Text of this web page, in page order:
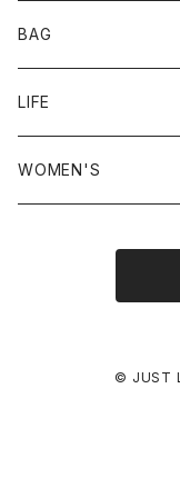
24.0-24.5 cm
24.5-25.0 cm
25.0-25.5 cm
26.0-26.5 cm
26.5-27.0 cm
BAG
LIFE
WOMEN'S
© JUST